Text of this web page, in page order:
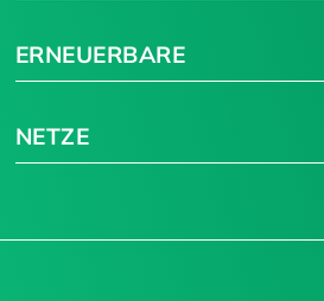
ERNEUERBARE
NETZE